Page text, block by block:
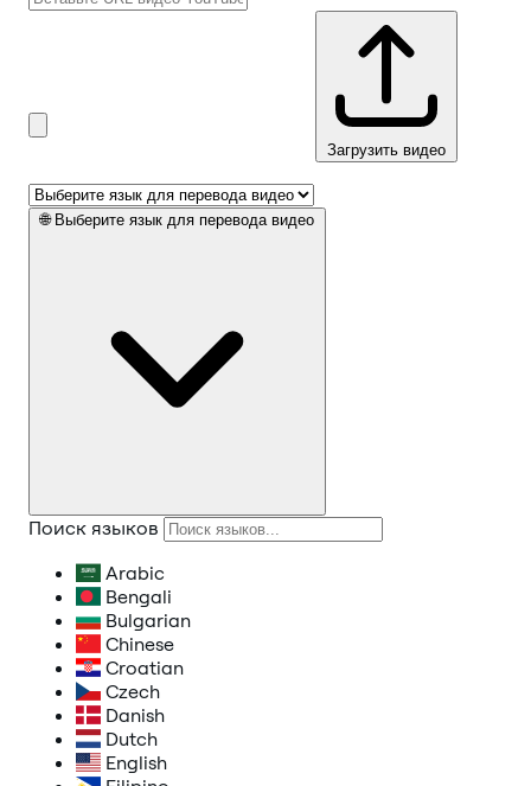
Загрузить видео
🌐 Выберите язык для перевода видео
Поиск языков
Arabic
Bengali
Bulgarian
Chinese
Croatian
Czech
Danish
Dutch
English